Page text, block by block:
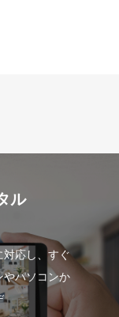
ル
応し、すぐ
やパソコンか